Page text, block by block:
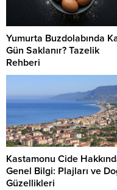
Yumurta Buzdolabında
Gün Saklanır? Tazelik
Rehberi
Kastamonu Cide
Genel Bilgi: Plajları ve
Güzellikleri